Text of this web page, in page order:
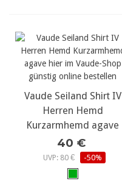
Vaude Seiland Shirt IV
Herren Hemd
Kurzarmhemd agave
40 €
UVP: 80 € -50%